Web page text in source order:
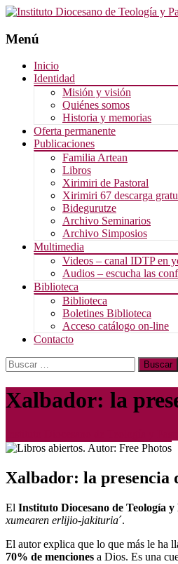
Menú
Saltar
contenido
Inicio
Identidad
Misión y visión
Quiénes somos
Historia y memorias
Oferta permanente
Publicaciones
Familia Artean
Libros
Xirimiri de Pastoral
Xirimiri 67 descarga
Bidegurutze
Archivo Seminarios
Archivo Simposios
Multimedia
Videos – canal IDTP en
Audios – escucha las
Biblioteca
Biblioteca
Boletines Biblioteca
Acceso catálogo on-line
Contacto
Buscar:
Xalbador: la
Xalbador: la presencia
El Instituto Diocesano de Teología
xumearen erlijio-jakituria´.
El autor explica que lo que más le ha
70% de menciones a Dios. Es una